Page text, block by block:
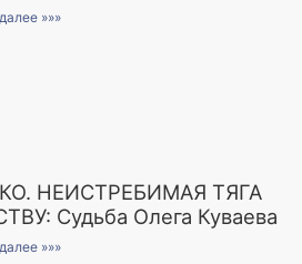
»»»
НЕИСТРЕБИМАЯ ТЯГА
Судьба Олега Куваева
»»»